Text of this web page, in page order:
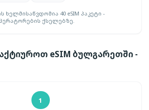
40 eSIM პაკეტი -
ქსელებზე.
eSIM ბულგარეთში -
1